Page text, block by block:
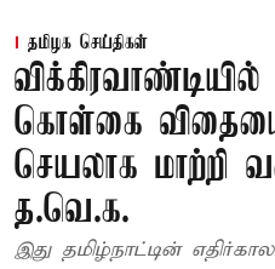
தமிழக செய்திகள்
கொள்கை
செயலாக மாற்றி
த.வெ.க.
இது தமிழ்நாட்டின்